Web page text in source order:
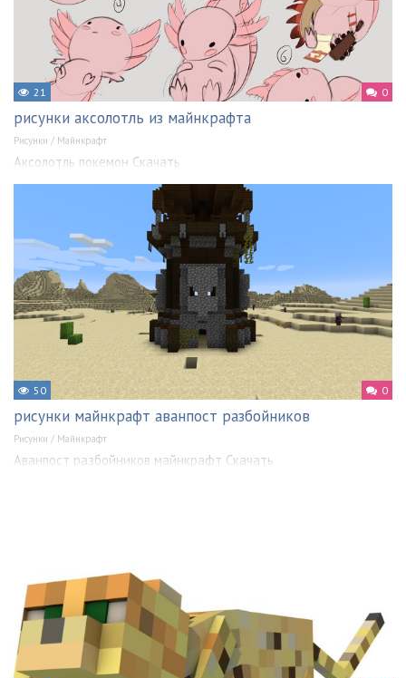
21 0
рисунки аксолотль из майнкрафта
Рисунки / Майнкрафт
Аксолотль покемон Скачать
50 0
рисунки майнкрафт аванпост разбойников
Рисунки / Майнкрафт
Аванпост разбойников майнкрафт Скачать